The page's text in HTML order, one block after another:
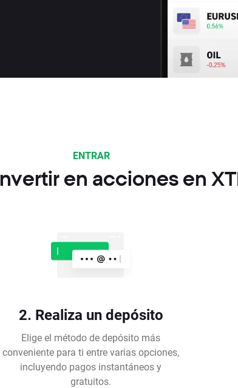
ENTRAR
en acciones en
2. Realiza un depósito
Elige el método de depósito más
conveniente para ti entre varias opciones,
incluyendo pagos instantáneos y
gratuitos.